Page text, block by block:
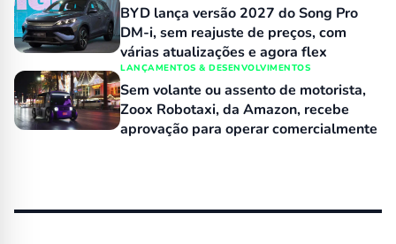
BYD lança versão 2027 do Song Pro
DM-i, sem reajuste de preços, com
várias atualizações e agora flex
LANÇAMENTOS & DESENVOLVIMENTOS
Sem volante ou assento de motorista,
Zoox Robotaxi, da Amazon, recebe
aprovação para operar comercialmente